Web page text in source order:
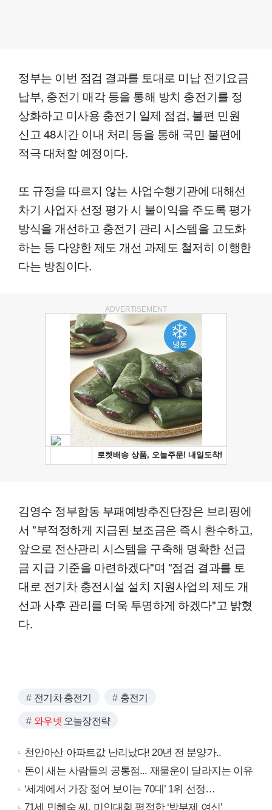
정부는 이번 점검 결과를 토대로 미납 전기요금
납부, 충전기 매각 등을 통해 방치 충전기를 정
상화하고 미사용 충전기 일제 점검, 불편 민원
신고 48시간 이내 처리 등을 통해 국민 불편에
적극 대처할 예정이다.
또 규정을 따르지 않는 사업수행기관에 대해선
차기 사업자 선정 평가 시 불이익을 주도록 평가
방식을 개선하고 충전기 관리 시스템을 고도화
하는 등 다양한 제도 개선 과제도 철저히 이행한
다는 방침이다.
ADVERTISEMENT
김영수 정부합동 부패예방추진단장은 브리핑에
서 "부적정하게 지급된 보조금은 즉시 환수하고,
앞으로 전산관리 시스템을 구축해 명확한 선급
금 지급 기준을 마련하겠다"며 "점검 결과를 토
대로 전기차 충전시설 설치 지원사업의 제도 개
선과 사후 관리를 더욱 투명하게 하겠다"고 밝혔
다.
전기차 충전기 충전기
와우넷 오늘장전략
천안아산 아파트값 난리났다! 20년 전 분양가..
돈이 새는 사람들의 공통점... 재물운이 달라지는 이유
‘세계에서 가장 젊어 보이는 70대’ 1위 선정…
71세 민혜숙 씨, 미인대회 평정한 ‘방부제 여신’